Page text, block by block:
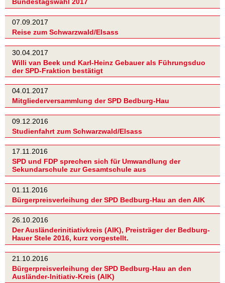
Bundestagswahl 2017
07.09.2017
Reise zum Schwarzwald/Elsass
30.04.2017
Willi van Beek und Karl-Heinz Gebauer als Führungsduo
der SPD-Fraktion bestätigt
04.01.2017
Mitgliederversammlung der SPD Bedburg-Hau
09.12.2016
Studienfahrt zum Schwarzwald/Elsass
17.11.2016
SPD und FDP sprechen sich für Umwandlung der
Sekundarschule zur Gesamtschule aus
01.11.2016
Bürgerpreisverleihung der SPD Bedburg-Hau an den AIK
26.10.2016
Der Ausländerinitiativkreis (AIK), Preisträger der Bedburg-
Hauer Stele 2016, kurz vorgestellt.
21.10.2016
Bürgerpreisverleihung der SPD Bedburg-Hau an den
Ausländer-Initiativ-Kreis (AIK)